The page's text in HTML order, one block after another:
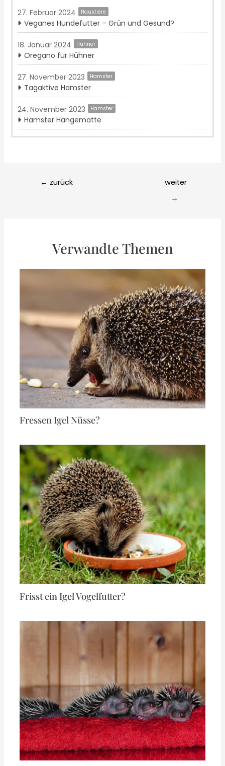
27. Februar 2024 Haustiere
Veganes Hundefutter – Grün und Gesund?
18. Januar 2024 Hühner
Oregano für Hühner
27. November 2023 Hamster
Tagaktive Hamster
24. November 2023 Hamster
Hamster Hängematte
← zurück
weiter
→
Verwandte Themen
Fressen Igel Nüsse?
Frisst ein Igel Vogelfutter?